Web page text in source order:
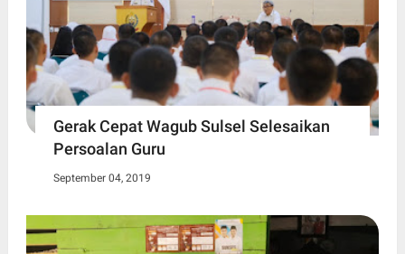
Gerak Cepat Wagub Sulsel Selesaikan
Persoalan Guru
September 04, 2019